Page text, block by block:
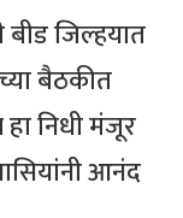
बीड जिल्हयात
बैठकीत
हा निधी मंजूर
आनंद